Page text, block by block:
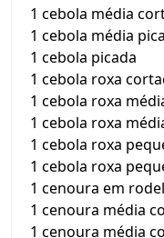
1 cebola média
1 cebola média
1 cebola picada
1 cebola roxa
1 cebola roxa
1 cebola roxa
1 cebola roxa
1 cebola roxa
1 cenoura em
1 cenoura média
1 cenoura média